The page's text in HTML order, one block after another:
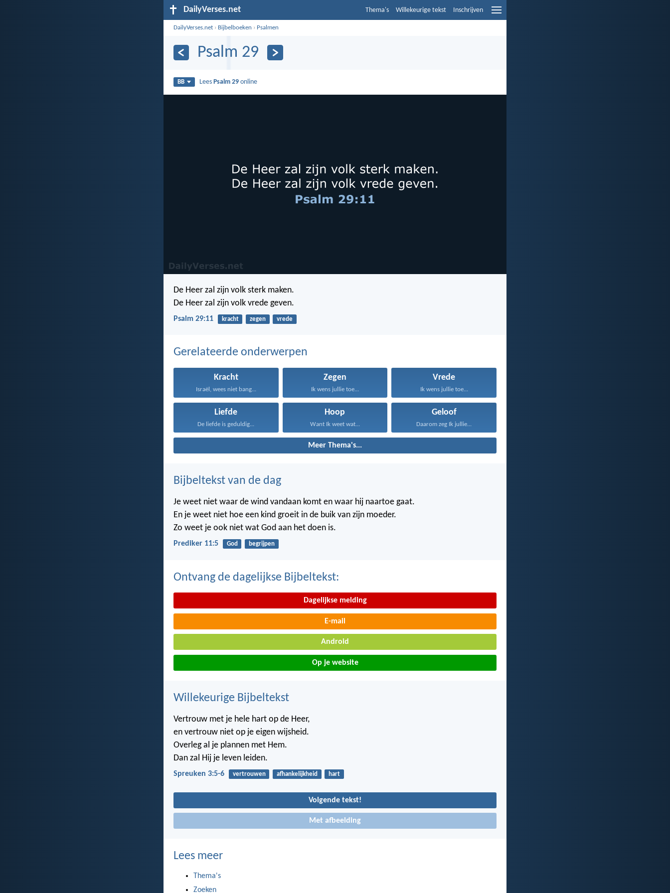
DailyVerses.net Thema's Willekeurige tekst Inschrijven
DailyVerses.net › Bijbelboeken › Psalmen
Psalm 29
BB Lees Psalm 29 online
De Heer zal zijn volk sterk maken.
De Heer zal zijn volk vrede geven.
Psalm 29:11 kracht zegen vrede
Gerelateerde onderwerpen
Kracht
Israël, wees niet bang...
Zegen
Ik wens jullie toe...
Vrede
Ik wens jullie toe...
Liefde
De liefde is geduldig...
Hoop
Want Ik weet wat...
Geloof
Daarom zeg Ik jullie...
Meer Thema's...
Bijbeltekst van de dag
Je weet niet waar de wind vandaan komt en waar hij naartoe gaat.
En je weet niet hoe een kind groeit in de buik van zijn moeder.
Zo weet je ook niet wat God aan het doen is.
Prediker 11:5 God begrijpen
Ontvang de dagelijkse Bijbeltekst:
Dagelijkse melding
E-mail
Android
Op je website
Willekeurige Bijbeltekst
Vertrouw met je hele hart op de Heer,
en vertrouw niet op je eigen wijsheid.
Overleg al je plannen met Hem.
Dan zal Hij je leven leiden.
Spreuken 3:5-6 vertrouwen afhankelijkheid hart
Volgende tekst!
Met afbeelding
Lees meer
Thema's
Zoeken